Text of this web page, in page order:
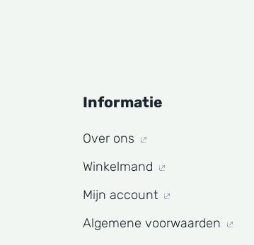
Informatie
Over ons
Winkelmand
Mijn account
Algemene voorwaarden